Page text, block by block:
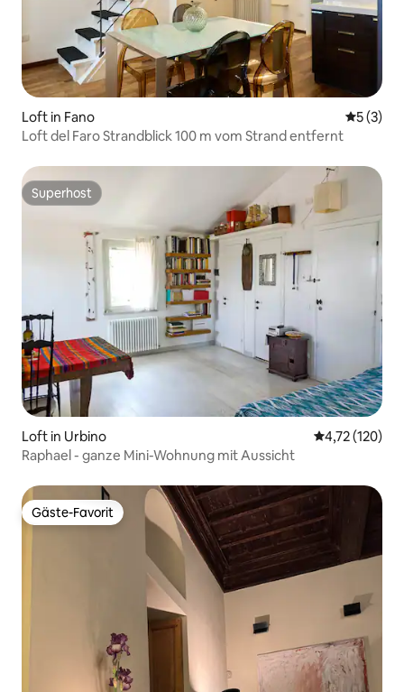
Loft in Fano
5 (3)
Loft del Faro Strandblick 100 m vom Strand entfernt
Superhost
Superhost
Loft in Urbino
4,72 (120)
Raphael - ganze Mini-Wohnung mit Aussicht
Gäste-Favorit
Gäste-Favorit